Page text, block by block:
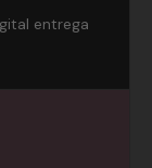
entrega